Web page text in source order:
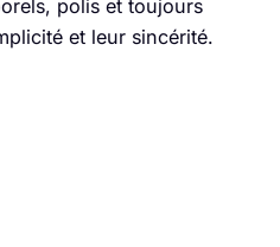
polis et toujours
et leur sincérité.